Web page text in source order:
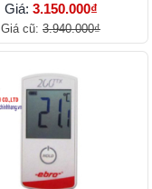
Giá: 3.150.000₫
Giá cũ: 3.940.000₫